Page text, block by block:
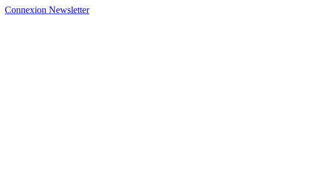
Connexion Newsletter